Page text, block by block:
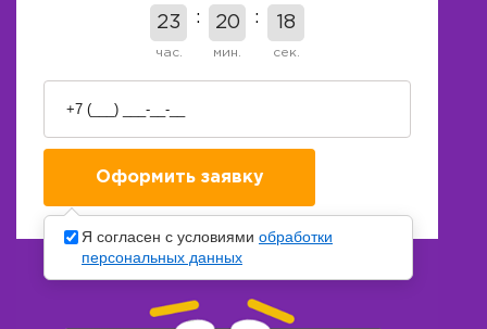
23
час.
20
мин.
18
сек.
Я согласен с условиями обработки
персональных данных